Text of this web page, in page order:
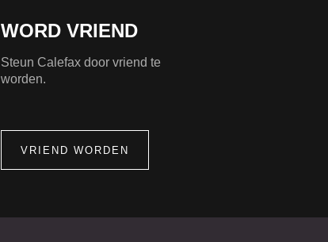
WORD VRIEND
Steun Calefax door vriend te
worden.
VRIEND WORDEN